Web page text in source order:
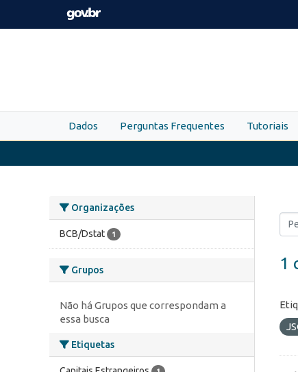
Skip to main content
Dados Perguntas Frequentes Tutoriais
Organizações
BCB/Dstat 1
Grupos
Não há Grupos que correspondam a
essa busca
Etiquetas
1